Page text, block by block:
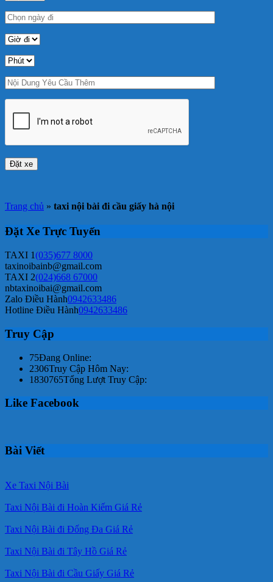
Trang chủ » taxi nội bài đi cầu giấy hà nội
Đặt Xe Trực Tuyến
TAXI 1(035)677 8000
taxinoibainb@gmail.com
TAXI 2(024)668 67000
nbtaxinoibai@gmail.com
Zalo Điều Hành0942633486
Hotline Điều Hành0942633486
Truy Cập
75Đang Online:
2306Truy Cập Hôm Nay:
1830765Tổng Lượt Truy Cập:
Like Facebook
Bài Viết
Xe Taxi Nội Bài
Taxi Nội Bài đi Hoàn Kiếm Giá Rẻ
Taxi Nội Bài đi Đống Đa Giá Rẻ
Taxi Nội Bài đi Tây Hồ Giá Rẻ
Taxi Nội Bài đi Cầu Giấy Giá Rẻ